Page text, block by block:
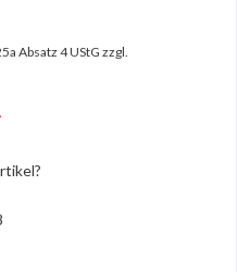
Absatz 4 UStG zzgl.